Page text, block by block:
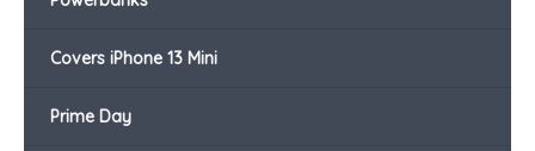
Covers iPhone 13 Mini
Prime Day